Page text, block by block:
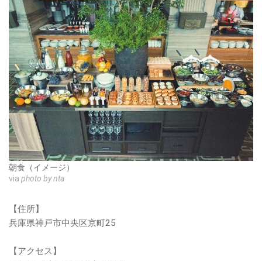
朝食（イメージ）
via photo by nta
【住所】
兵庫県神戸市中央区京町25
【アクセス】